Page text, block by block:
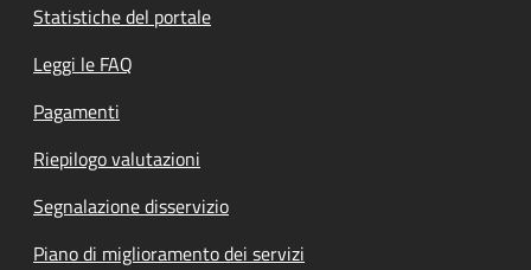
Statistiche del portale
Leggi le FAQ
Pagamenti
Riepilogo valutazioni
Segnalazione disservizio
Piano di miglioramento dei servizi